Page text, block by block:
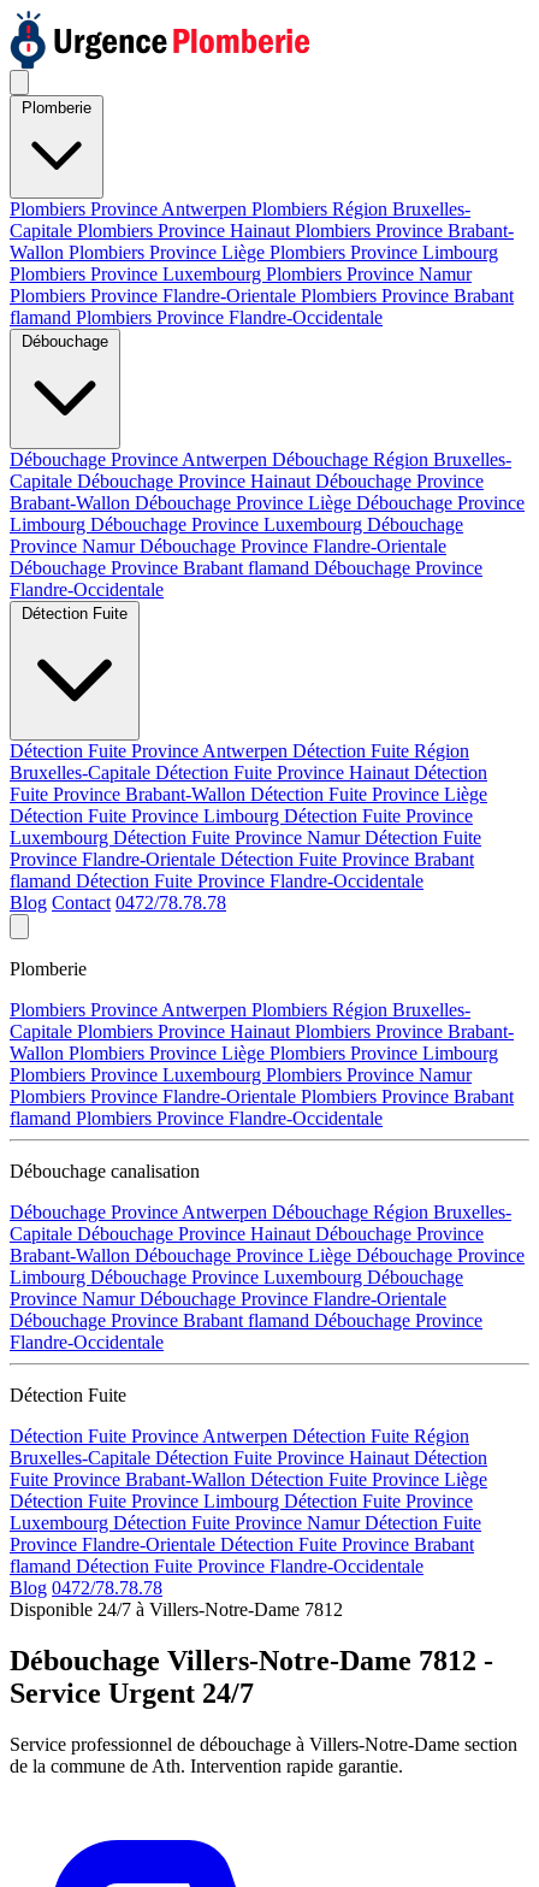
Plombiers Province Antwerpen Plombiers Région Bruxelles-
Capitale Plombiers Province Hainaut Plombiers Province Brabant-
Wallon Plombiers Province Liège Plombiers Province Limbourg
Plombiers Province Luxembourg Plombiers Province Namur
Plombiers Province Flandre-Orientale Plombiers Province Brabant
flamand Plombiers Province Flandre-Occidentale
Débouchage Province Antwerpen Débouchage Région Bruxelles-
Capitale Débouchage Province Hainaut Débouchage Province
Brabant-Wallon Débouchage Province Liège Débouchage Province
Limbourg Débouchage Province Luxembourg Débouchage
Province NamurDébouchage Province Flandre-Orientale
Débouchage Province Brabant flamand Débouchage Province
Flandre-Occidentale
Détection Fuite Province Antwerpen Détection Fuite Région
Bruxelles-Capitale Détection Fuite Province Hainaut Détection
Fuite Province Brabant-Wallon Détection Fuite Province Liège
Détection Fuite Province Limbourg Détection Fuite Province
Luxembourg Détection Fuite Province NamurDétection Fuite
Province Flandre-Orientale Détection Fuite Province Brabant
flamand Détection Fuite Province Flandre-Occidentale
Blog Contact 0472/78.78.78
Plomberie
Plombiers Province Antwerpen Plombiers Région Bruxelles-
Capitale Plombiers Province Hainaut Plombiers Province Brabant-
Wallon Plombiers Province Liège Plombiers Province Limbourg
Plombiers Province Luxembourg Plombiers Province Namur
Plombiers Province Flandre-Orientale Plombiers Province Brabant
flamand Plombiers Province Flandre-Occidentale
Débouchage canalisation
Débouchage Province Antwerpen Débouchage Région Bruxelles-
Capitale Débouchage Province Hainaut Débouchage Province
Brabant-Wallon Débouchage Province Liège Débouchage Province
Limbourg Débouchage Province Luxembourg Débouchage
Province NamurDébouchage Province Flandre-Orientale
Débouchage Province Brabant flamand Débouchage Province
Flandre-Occidentale
Détection Fuite
Détection Fuite Province Antwerpen Détection Fuite Région
Bruxelles-Capitale Détection Fuite Province Hainaut Détection
Fuite Province Brabant-Wallon Détection Fuite Province Liège
Détection Fuite Province Limbourg Détection Fuite Province
Luxembourg Détection Fuite Province NamurDétection Fuite
Province Flandre-Orientale Détection Fuite Province Brabant
flamand Détection Fuite Province Flandre-Occidentale
Blog 0472/78.78.78
Disponible 24/7 à Villers-Notre-Dame 7812
Débouchage Villers-Notre-Dame 7812 -
Service Urgent 24/7
Service professionnel de débouchage à Villers-Notre-Dame section
de la commune de Ath. Intervention rapide garantie.